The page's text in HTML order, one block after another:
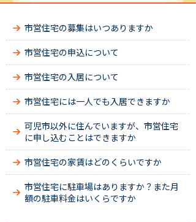
市営住宅の募集はいつありますか
市営住宅の申込について
市営住宅の入居について
市営住宅には一人でも入居できますか
可児市以外に住んでいますが、市営住宅
に申し込むことはできますか
市営住宅の家賃はどのくらいですか
市営住宅に駐車場はありますか？また月
額の駐車料金はいくらですか